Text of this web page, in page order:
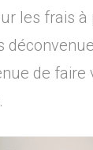
les frais à
de